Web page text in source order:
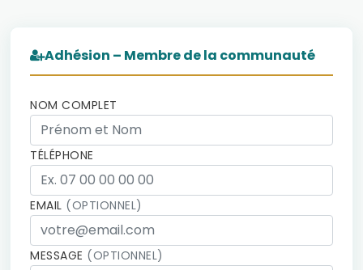
Adhésion – Membre de la communauté
NOM COMPLET
TÉLÉPHONE
EMAIL (OPTIONNEL)
MESSAGE (OPTIONNEL)